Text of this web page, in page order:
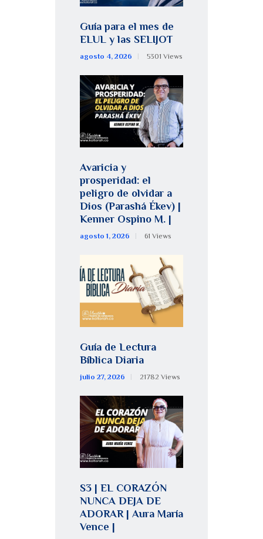
Guía para el mes de
ELUL y las SELIJOT
agosto 4, 2026 5301 Views
Avaricia y
prosperidad: el
peligro de olvidar a
Dios (Parashá Ékev) |
Kenner Ospino M. |
agosto 1, 2026 61 Views
Guía de Lectura
Bíblica Diaria
julio 27, 2026 21782 Views
S3 | EL CORAZÓN
NUNCA DEJA DE
ADORAR | Aura María
Vence |